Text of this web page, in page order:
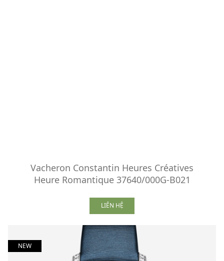
Vacheron Constantin Heures Créatives
Heure Romantique 37640/000G-B021
LIÊN HỆ
NEW